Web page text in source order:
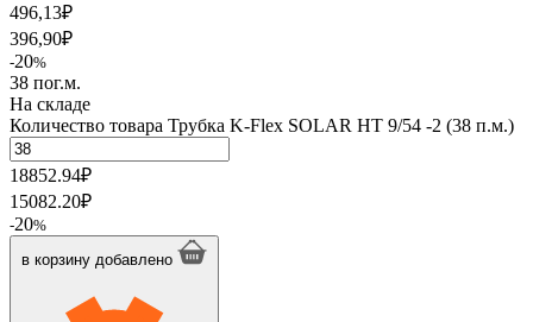
496,13₽
396,90₽
-20%
38 пог.м.
На складе
Количество товара Трубка K-Flex SOLAR HT 9/54 -2 (38 п.м.)
18852.94₽
15082.20₽
-20%
в корзину добавлено